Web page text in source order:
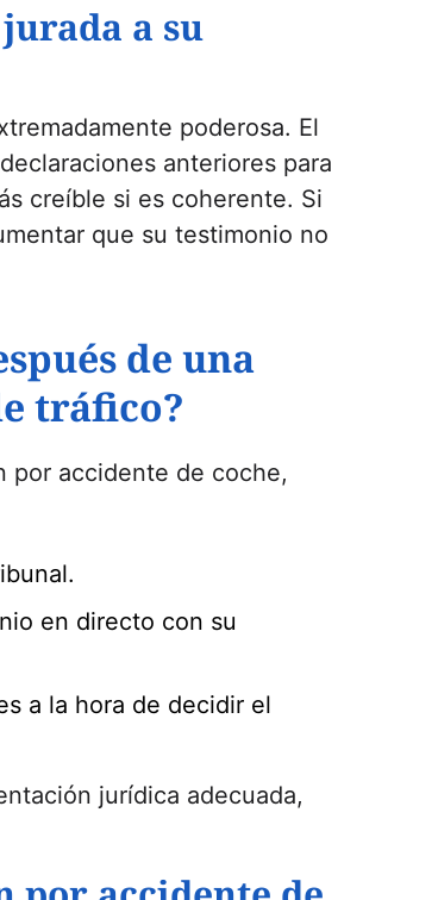
a su
poderosa. El
anteriores para
creíble si es coherente. Si
que su testimonio no
de una
tráfico?
por accidente de coche,
en directo con su
a la hora de decidir el
jurídica adecuada,